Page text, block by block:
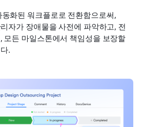
화된 워크플로로 전환함으로써,
자가 장애물을 사전에 파악하고, 전
모든 마일스톤에서 책임성을 보장할
.